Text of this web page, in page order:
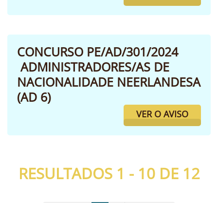
CONCURSO PE/AD/301/2024
ADMINISTRADORES/AS DE
NACIONALIDADE NEERLANDESA
(AD 6)
VER O AVISO
RESULTADOS 1 - 10 DE 12